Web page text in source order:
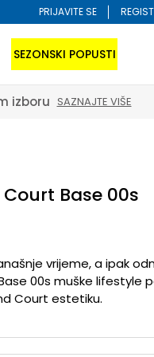
PRIJAVITE SE
SEZONSKI POPUSTI
izboru SAZNAJTE VIŠE
Base 00s
vrijeme, a ipak
00s muške lifestyle
Court estetiku.